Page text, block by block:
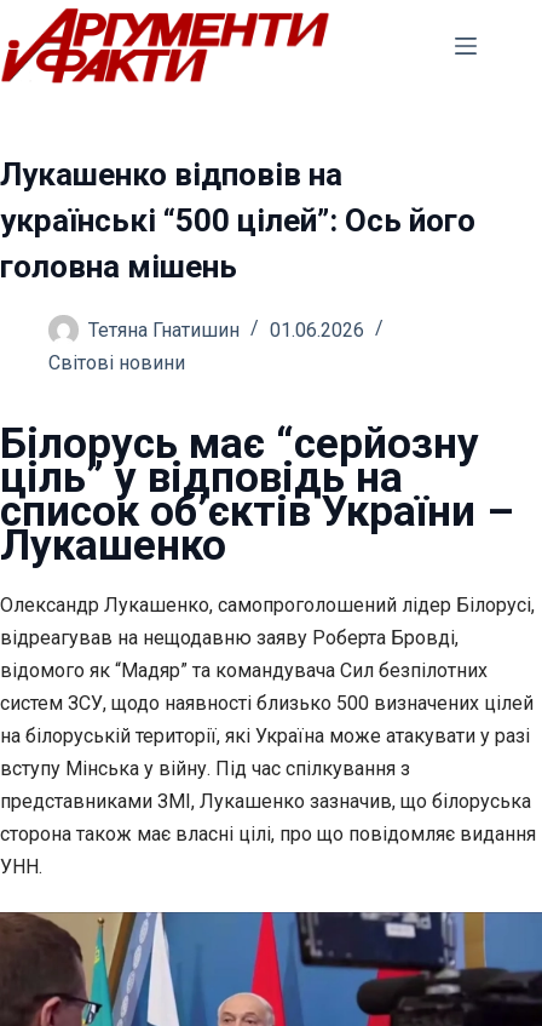
Перейти
до
вмісту
Лукашенко відповів на
українські “500 цілей”: Ось його
головна мішень
Тетяна Гнатишин
01.06.2026
Світові новини
Білорусь має “серйозну
ціль” у відповідь на
список об’єктів України –
Лукашенко
Олександр Лукашенко, самопроголошений лідер Білорусі,
відреагував на нещодавню заяву Роберта Бровді,
відомого як “Мадяр” та командувача Сил безпілотних
систем ЗСУ, щодо наявності близько 500 визначених цілей
на білоруській території, які Україна може атакувати у разі
вступу Мінська у війну. Під час спілкування з
представниками ЗМІ, Лукашенко зазначив, що білоруська
сторона також має власні цілі, про що повідомляє видання
УНН.